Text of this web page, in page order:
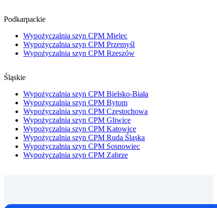
Podkarpackie
Wypożyczalnia szyn CPM Mielec
Wypożyczalnia szyn CPM Przemyśl
Wypożyczalnia szyn CPM Rzeszów
Śląskie
Wypożyczalnia szyn CPM Bielsko-Biała
Wypożyczalnia szyn CPM Bytom
Wypożyczalnia szyn CPM Częstochowa
Wypożyczalnia szyn CPM Gliwice
Wypożyczalnia szyn CPM Katowice
Wypożyczalnia szyn CPM Ruda Śląska
Wypożyczalnia szyn CPM Sosnowiec
Wypożyczalnia szyn CPM Zabrze